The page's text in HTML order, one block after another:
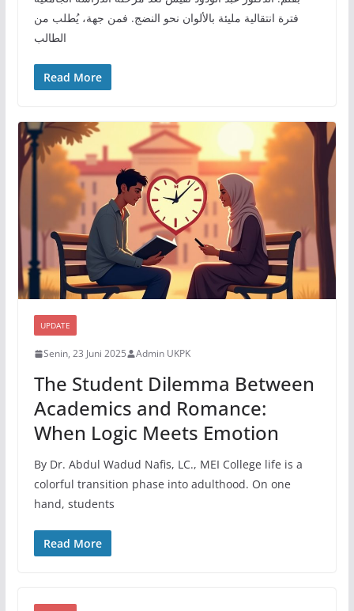
فترة انتقالية مليئة بالألوان نحو النضج. فمن جهة، يُطلب من
الطالب
Read More
UPDATE
Senin, 23 Juni 2025 Admin UKPK
The Student Dilemma Between
Academics and Romance:
When Logic Meets Emotion
By Dr. Abdul Wadud Nafis, LC., MEI College life is a
colorful transition phase into adulthood. On one
hand, students
Read More